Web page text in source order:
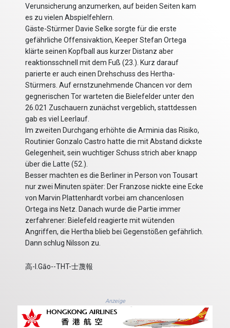
Verunsicherung anzumerken, auf beiden Seiten kam
es zu vielen Abspielfehlern.
Gäste-Stürmer Davie Selke sorgte für die erste
gefährliche Offensivaktion, Keeper Stefan Ortega
klärte seinen Kopfball aus kurzer Distanz aber
reaktionsschnell mit dem Fuß (23.). Kurz darauf
parierte er auch einen Drehschuss des Hertha-
Stürmers. Auf ernstzunehmende Chancen vor dem
gegnerischen Tor warteten die Bielefelder unter den
26.021 Zuschauern zunächst vergeblich, stattdessen
gab es viel Leerlauf.
Im zweiten Durchgang erhöhte die Arminia das Risiko,
Routinier Gonzalo Castro hatte die mit Abstand dickste
Gelegenheit, sein wuchtiger Schuss strich aber knapp
über die Latte (52.).
Besser machten es die Berliner in Person von Tousart
nur zwei Minuten später: Der Franzose nickte eine Ecke
von Marvin Plattenhardt vorbei am chancenlosen
Ortega ins Netz. Danach wurde die Partie immer
zerfahrener: Bielefeld reagierte mit wütenden
Angriffen, die Hertha blieb bei Gegenstößen gefährlich.
Dann schlug Nilsson zu.
高-I.Gāo--THT-士蔑報
Anzeige